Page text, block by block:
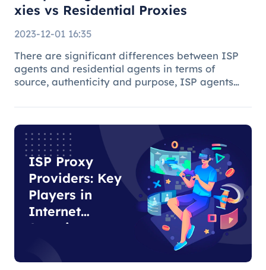
xies vs Residential Proxies
2023-12-01 16:35
There are significant differences between ISP
agents and residential agents in terms of
source, authenticity and purpose, ISP agents
residential agents play an important role in
ISP Proxy
Providers: Key
Players in
Internet
Security